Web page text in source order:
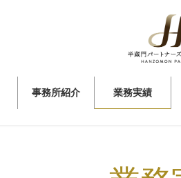
事務所紹介 業務実績